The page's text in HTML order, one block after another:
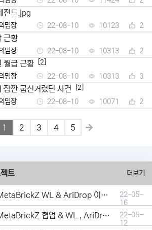
전드.jpg
밈장 22-08-10 10123 2
근황
밈장 22-08-10 10313 2
월급 근황 [2]
밈장 22-08-10 10313 3
잠깐 굽신거렸던 사건 [2]
밈장 22-08-10 10071 2
1 2 3 4 5
트 더보기
Meme Therapy x MetaBrickZ WL & AriDrop 이벤트 결과안내!
22-05-
16
Meme Therapy x MetaBrickZ 협업 & WL , AriDrop 이벤트 안내
22-05-
12